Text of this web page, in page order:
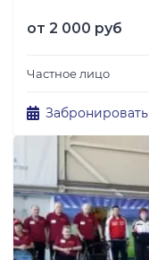
от 2 000 руб
Частное лицо
Забронировать